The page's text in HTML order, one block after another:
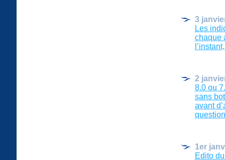
3
Les
chaque
2
8.0 ou
sans
avant
1er
Edito